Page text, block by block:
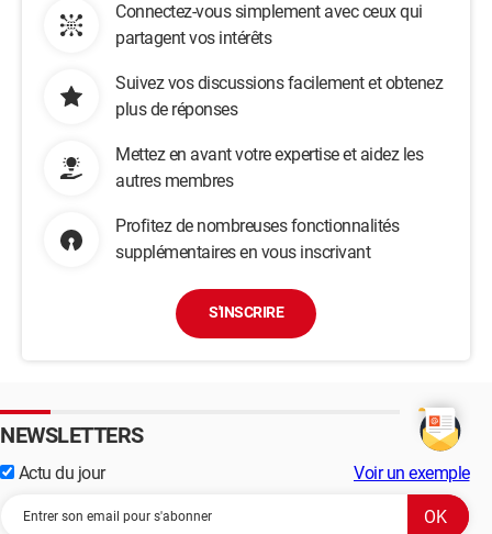
Connectez-vous simplement avec ceux qui
partagent vos intérêts
Suivez vos discussions facilement et obtenez
plus de réponses
Mettez en avant votre expertise et aidez les
autres membres
Profitez de nombreuses fonctionnalités
supplémentaires en vous inscrivant
S'INSCRIRE
NEWSLETTERS
Actu du jour Voir un exemple